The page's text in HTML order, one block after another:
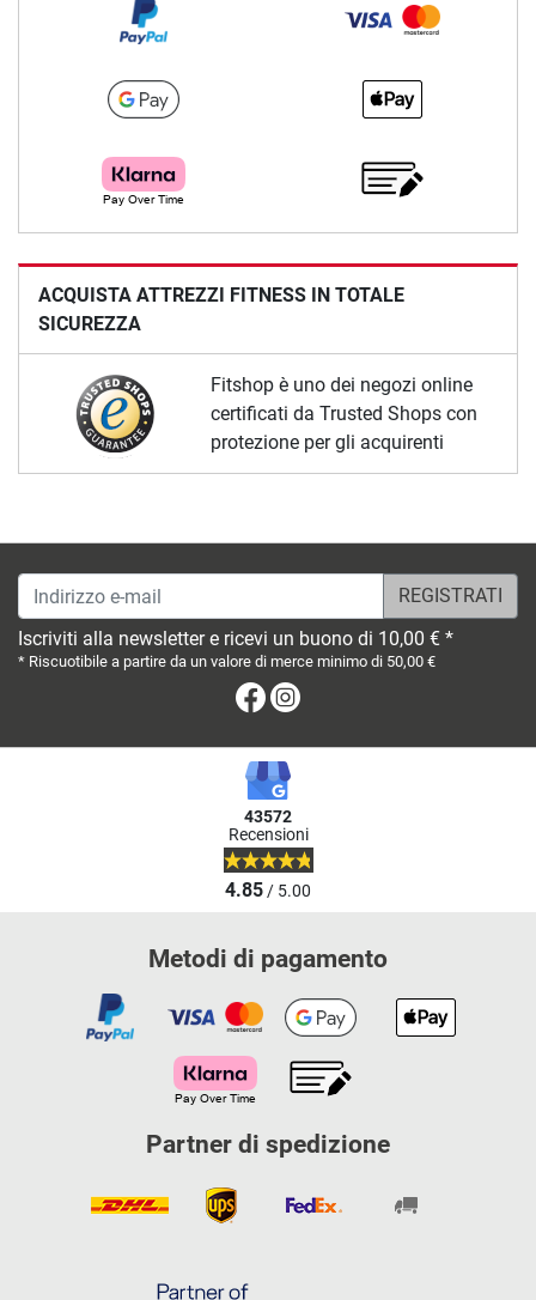
ACQUISTA ATTREZZI FITNESS IN TOTALE
SICUREZZA
Fitshop è uno dei negozi online
certificati da Trusted Shops con
protezione per gli acquirenti
Indirizzo e-mail
Iscriviti alla newsletter e ricevi un buono di 10,00 € *
* Riscuotibile a partire da un valore di merce minimo di 50,00 €
Facebook
43572
Recensioni
4.85/ 5.00
Metodi di pagamento
Partner di spedizione